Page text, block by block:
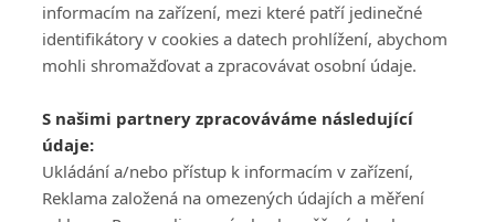
PŘIHLÁSIT
REGISTROVAT
DISKUZE
Šéfredaktorkou webu jePetr Slavík, e-mailserialy@fandimefilmu.cz
Máte-li zájem o inzerci na našem webu napište nám na e-mail
studio@koncal.com
Ochrana osobních údajů|Zásady používání cookies |Pravidla webu
informacím na zařízení, mezi které patří jedinečné
identifikátory v cookies a datech prohlížení, abychom
mohli shromažďovat a zpracovávat osobní údaje.
S našimi partnery zpracováváme následující
údaje:
Ukládání a/nebo přístup k informacím v zařízení,
Reklama založená na omezených údajích a měření